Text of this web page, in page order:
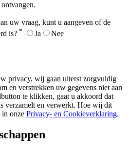
uw vraag, kunt u aangeven of de
is? * Ja Nee
privacy, wij gaan uiterst zorgvuldig
en verstrekken uw gegevens niet aan
te klikken, gaat u akkoord dat
verzamelt en verwerkt. Hoe wij dit
in onze Privacy- en Cookieverklaring.